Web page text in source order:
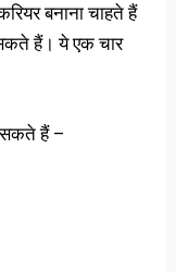
बनाना चाहते हैं
हैं। ये एक चार
सकते हैं –